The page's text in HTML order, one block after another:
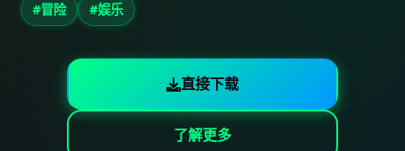
#冒险 #娱乐
直接下载
了解更多